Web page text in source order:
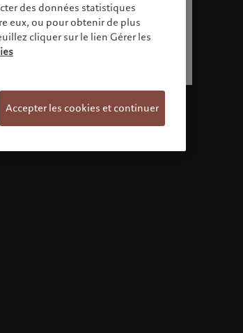
des données statistiques
eux, ou pour obtenir de plus
cliquer sur le lien Gérer les
Accepter les cookies et continuer